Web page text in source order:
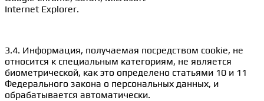
Internet Explorer.
3.4. Информация, получаемая посредством cookie, не
относится к специальным категориям, не является
биометрической, как это определено статьями 10 и 11
Федерального закона о персональных данных, и
обрабатывается автоматически.